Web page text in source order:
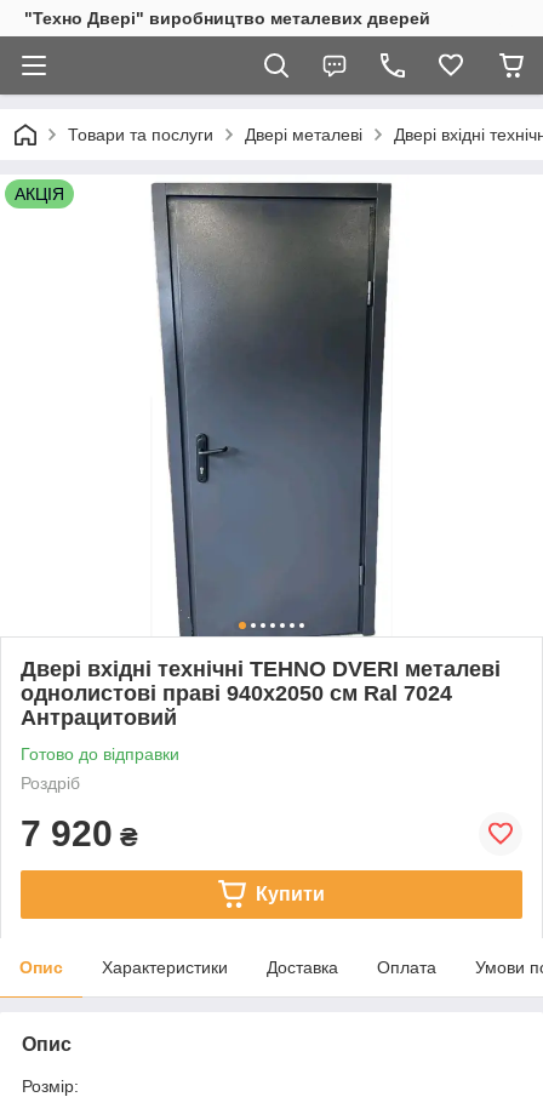
"Техно Двері" виробництво металевих дверей
Товари та послуги Двері металеві Двері вхідні
АКЦІЯ
Двері вхідні технічні TEHNO DVERI металеві
однолистові праві 940х2050 см Ral 7024
Антрацитовий
Готово до відправки
Роздріб
7 920 ₴
Купити
Опис Характеристики Доставка Оплата Умови
Опис
Розмір: